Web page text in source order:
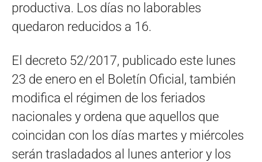
productiva. Los días no laborables
quedaron reducidos a 16.
El decreto 52/2017, publicado este lunes
23 de enero en el Boletín Oficial, también
modifica el régimen de los feriados
nacionales y ordena que aquellos que
coincidan con los días martes y miércoles
serán trasladados al lunes anterior y los